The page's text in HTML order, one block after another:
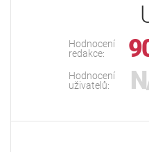
Hodnocení
redakce:
Hodnocení
uživatelů: